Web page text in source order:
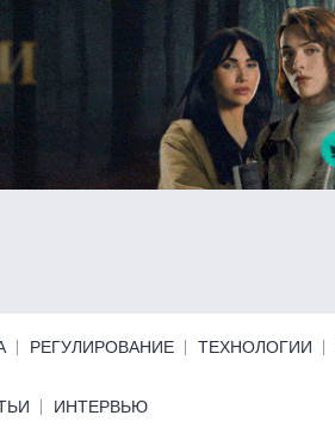
РЕГУЛИРОВАНИЕ ТЕХНОЛОГИИ
ИНТЕРВЬЮ